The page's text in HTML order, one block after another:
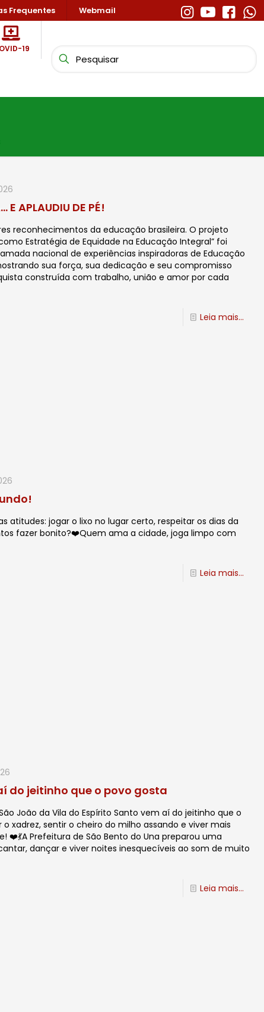
Frequentes Webmail
19
E APLAUDIU DE PÉ!
reconhecimentos da educação brasileira. O projeto
Estratégia de Equidade na Educação Integral” foi
nacional de experiências inspiradoras de Educação
sua força, sua dedicação e seu compromisso
construída com trabalho, união e amor por cada
Leia mais...
jogar o lixo no lugar certo, respeitar os dias da
fazer bonito?❤️Quem ama a cidade, joga limpo com
Leia mais...
do jeitinho que o povo gosta
João da Vila do Espírito Santo vem aí do jeitinho que o
xadrez, sentir o cheiro do milho assando e viver mais
Prefeitura de São Bento do Una preparou uma
dançar e viver noites inesquecíveis ao som de muito
Leia mais...